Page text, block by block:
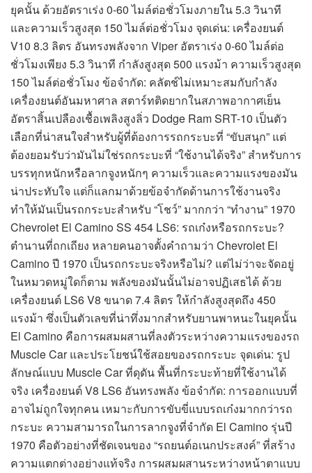
ยุคนั้น ด้วยอัตราเร่ง 0-60 ไมล์ต่อชั่วโมงภายใน 5.3 วินาที
และความเร็วสูงสุด 150 ไมล์ต่อชั่วโมง จุดเด่น: เครื่องยนต์
V10 8.3 ลิตร อันทรงพลังจาก Viper อัตราเร่ง 0-60 ไมล์ต่อ
ชั่วโมงเพียง 5.3 วินาที กำลังสูงสุด 500 แรงม้า ความเร็วสูงสุด
150 ไมล์ต่อชั่วโมง ข้อจำกัด: คลัตช์ไม่เหมาะสมกับกำลัง
เครื่องยนต์อันมหาศาล สตาร์ทติดยากในสภาพอากาศเย็น
อัตราสิ้นเปลืองเชื้อเพลิงสูงลิ่ว Dodge Ram SRT-10 เป็นตัว
เลือกที่น่าสนใจสำหรับผู้ที่ต้องการรถกระบะที่ “ขับสนุก” แต่
ต้องยอมรับว่ามันไม่ใช่รถกระบะที่ “ใช้งานได้จริง” สำหรับการ
บรรทุกหนักหรือลากจูงหนักๆ ความเร็วและความแรงของมัน
น่าประทับใจ แต่ก็แลกมาด้วยข้อจำกัดด้านการใช้งานจริง
ทำให้มันเป็นรถกระบะสำหรับ “โชว์” มากกว่า “ทำงาน” 1970
Chevrolet El Camino SS 454 LS6: รถเก๋งหรือรถกระบะ?
ตำนานที่ถกเถียง หลายคนอาจตั้งคำถามว่า Chevrolet El
Camino ปี 1970 เป็นรถกระบะจริงหรือไม่? แต่ไม่ว่าจะจัดอยู่
ในหมวดหมู่ใดก็ตาม พลังของมันนั้นไม่อาจปฏิเสธได้ ด้วย
เครื่องยนต์ LS6 V8 ขนาด 7.4 ลิตร ให้กำลังสูงสุดถึง 450
แรงม้า ซึ่งเป็นตัวเลขที่น่าทึ่งมากสำหรับยานพาหนะในยุคนั้น
El Camino คือการผสมผสานที่ลงตัวระหว่างความแรงของรถ
Muscle Car และประโยชน์ใช้สอยของรถกระบะ จุดเด่น: รูป
ลักษณ์แบบ Muscle Car ที่ดุดัน พื้นที่กระบะท้ายที่ใช้งานได้
จริง เครื่องยนต์ V8 LS6 อันทรงพลัง ข้อจำกัด: การออกแบบที่
อาจไม่ถูกใจทุกคน เหมาะกับการขับขี่แบบรถเก๋งมากกว่ารถ
กระบะ ความสามารถในการลากจูงที่จำกัด El Camino รุ่นปี
1970 คือตัวอย่างที่ชัดเจนของ “รถยนต์อเนกประสงค์” ที่สร้าง
ความแตกต่างอย่างแท้จริง การผสมผสานระหว่างหน้าตาแบบ